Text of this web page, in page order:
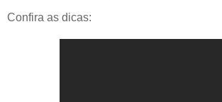
Confira as dicas: